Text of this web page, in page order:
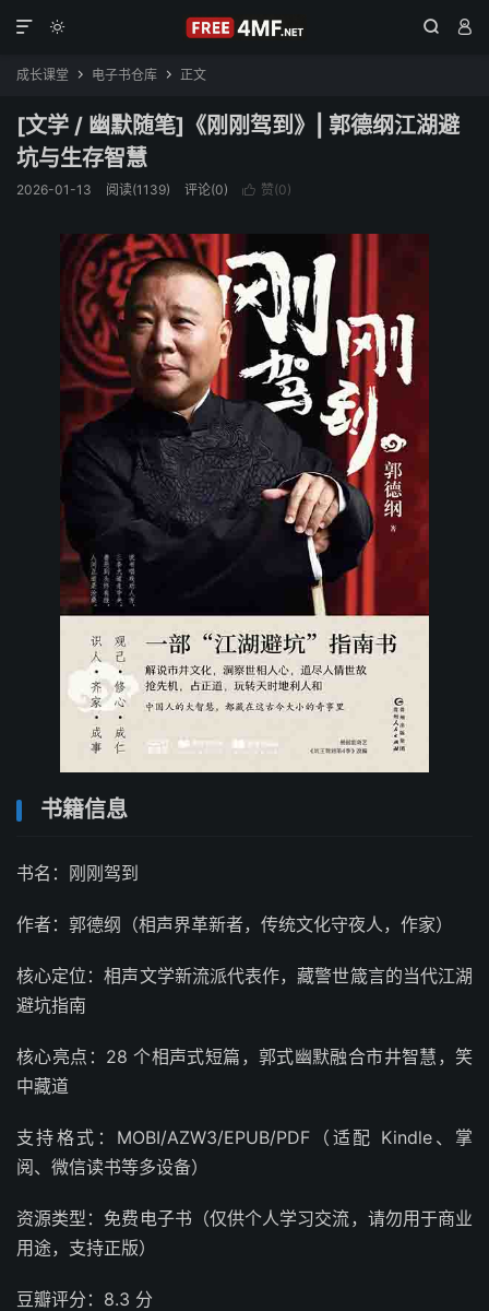
  

成长课堂  电子书仓库  正文
[文学 / 幽默随笔]《刚刚驾到》| 郭德纲江湖避
坑与生存智慧
2026-01-13 阅读(1139) 评论(0)  赞(0)
书籍信息
书名：刚刚驾到
作者：郭德纲（相声界革新者，传统文化守夜人，作家）
核心定位：相声文学新流派代表作，藏警世箴言的当代江湖
避坑指南
核心亮点：28 个相声式短篇，郭式幽默融合市井智慧，笑
中藏道
支持格式：MOBI/AZW3/EPUB/PDF（适配 Kindle、掌
阅、微信读书等多设备）
资源类型：免费电子书（仅供个人学习交流，请勿用于商业
用途，支持正版）
豆瓣评分：8.3 分